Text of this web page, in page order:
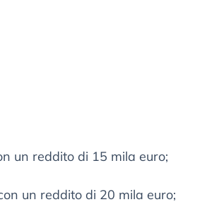
un reddito di 15 mila euro;
un reddito di 20 mila euro;